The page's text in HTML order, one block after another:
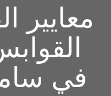
معايير
في